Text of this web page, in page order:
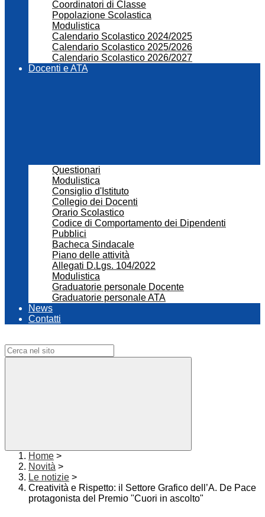
Coordinatori di Classe
Popolazione Scolastica
Modulistica
Calendario Scolastico 2024/2025
Calendario Scolastico 2025/2026
Calendario Scolastico 2026/2027
Docenti e ATA
Questionari
Modulistica
Consiglio d'Istituto
Collegio dei Docenti
Orario Scolastico
Codice di Comportamento dei Dipendenti
Pubblici
Bacheca Sindacale
Piano delle attività
Allegati D.Lgs. 104/2022
Modulistica
Graduatorie personale Docente
Graduatorie personale ATA
News
Contatti
Home >
Novità >
Le notizie >
Creatività e Rispetto: il Settore Grafico dell’A. De Pace
protagonista del Premio "Cuori in ascolto"